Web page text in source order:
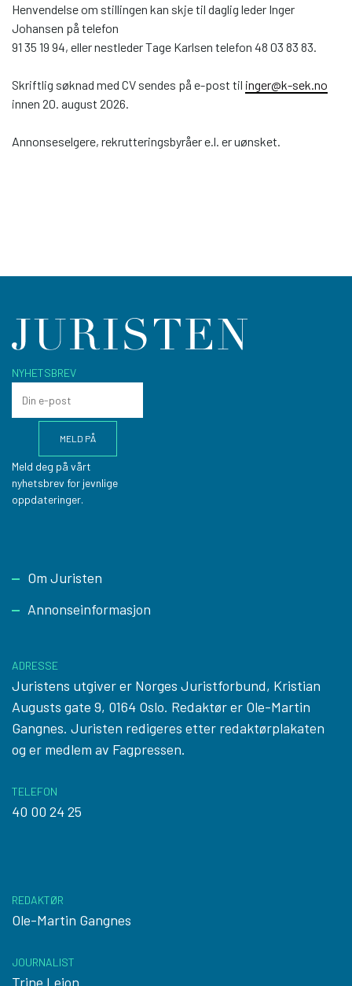
Henvendelse om stillingen kan skje til daglig leder Inger
Johansen på telefon
91 35 19 94, eller nestleder Tage Karlsen telefon 48 03 83 83.
Skriftlig søknad med CV sendes på e-post til inger@k-sek.no
innen 20. august 2026.
Annonseselgere, rekrutteringsbyråer e.l. er uønsket.
NYHETSBREV
Meld deg på vårt
nyhetsbrev for jevnlige
oppdateringer.
Footer
Om Juristen
Annonseinformasjon
ADRESSE
Juristens utgiver er Norges Juristforbund, Kristian
Augusts gate 9, 0164 Oslo. Redaktør er Ole-Martin
Gangnes. Juristen redigeres etter redaktørplakaten
og er medlem av Fagpressen.
TELEFON
40 00 24 25
REDAKTØR
Ole-Martin Gangnes
JOURNALIST
Trine Lejon